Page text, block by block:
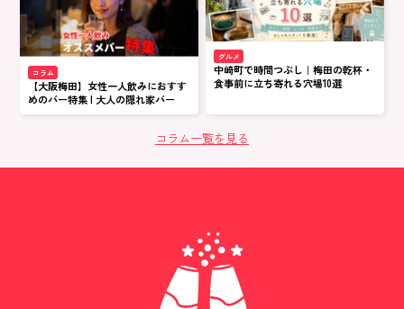
コラム
【大阪梅田】女性一人飲みにおすす
めのバー特集 | 大人の隠れ家バー
グルメ
中崎町で時間つぶし｜梅田の乾杯・
食事前に立ち寄れる穴場10選
コラム一覧を見る